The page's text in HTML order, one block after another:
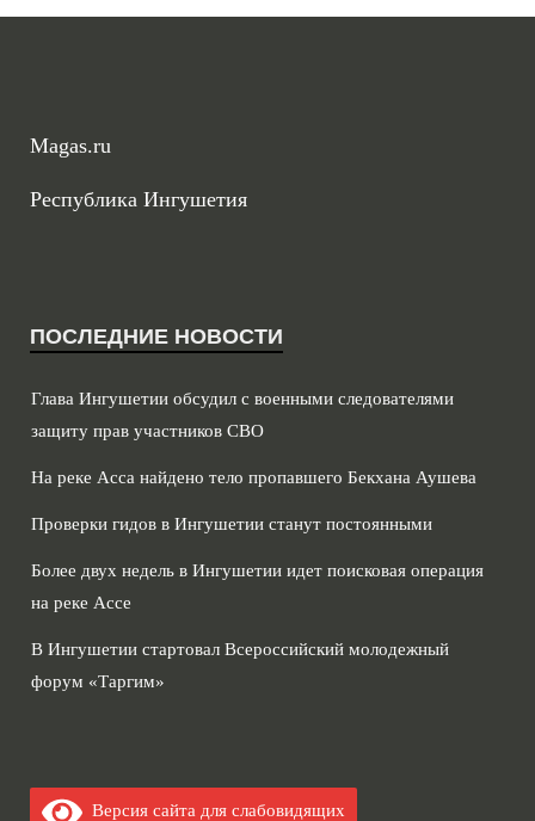
Magas.ru
Республика Ингушетия
ПОСЛЕДНИЕ НОВОСТИ
Глава Ингушетии обсудил с военными следователями
защиту прав участников СВО
На реке Асса найдено тело пропавшего Бекхана Аушева
Проверки гидов в Ингушетии станут постоянными
Более двух недель в Ингушетии идет поисковая операция
на реке Ассе
В Ингушетии стартовал Всероссийский молодежный
форум «Таргим»
Версия сайта для слабовидящих